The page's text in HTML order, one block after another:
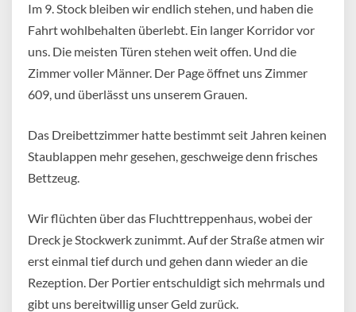
Im 9. Stock bleiben wir endlich stehen, und haben die
Fahrt wohlbehalten überlebt. Ein langer Korridor vor
uns. Die meisten Türen stehen weit offen. Und die
Zimmer voller Männer. Der Page öffnet uns Zimmer
609, und überlässt uns unserem Grauen.
Das Dreibettzimmer hatte bestimmt seit Jahren keinen
Staublappen mehr gesehen, geschweige denn frisches
Bettzeug.
Wir flüchten über das Fluchttreppenhaus, wobei der
Dreck je Stockwerk zunimmt. Auf der Straße atmen wir
erst einmal tief durch und gehen dann wieder an die
Rezeption. Der Portier entschuldigt sich mehrmals und
gibt uns bereitwillig unser Geld zurück.